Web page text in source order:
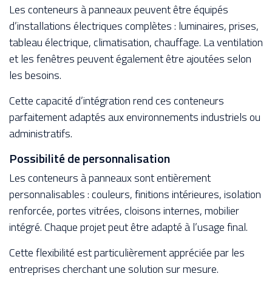
Les conteneurs à panneaux peuvent être équipés
d’installations électriques complètes : luminaires, prises,
tableau électrique, climatisation, chauffage. La ventilation
et les fenêtres peuvent également être ajoutées selon
les besoins.
Cette capacité d’intégration rend ces conteneurs
parfaitement adaptés aux environnements industriels ou
administratifs.
Possibilité de personnalisation
Les conteneurs à panneaux sont entièrement
personnalisables : couleurs, finitions intérieures, isolation
renforcée, portes vitrées, cloisons internes, mobilier
intégré. Chaque projet peut être adapté à l’usage final.
Cette flexibilité est particulièrement appréciée par les
entreprises cherchant une solution sur mesure.